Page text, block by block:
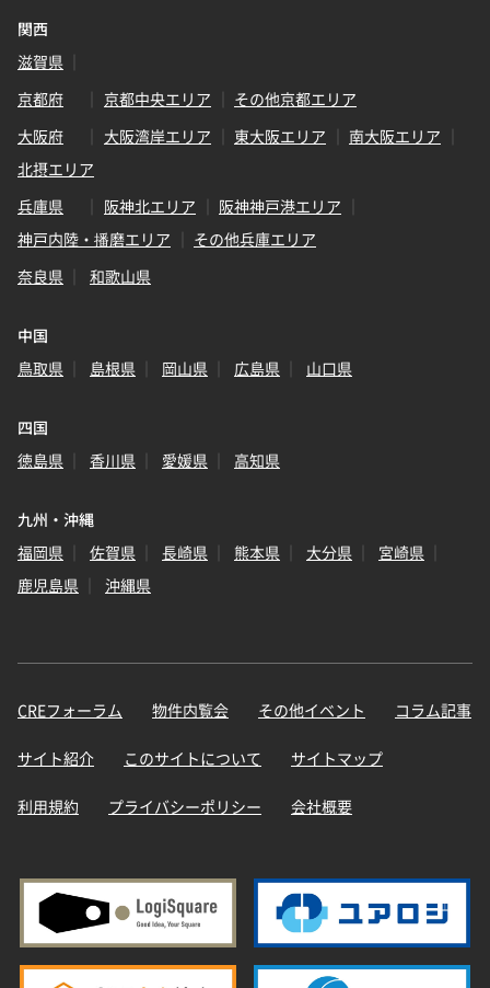
関西
滋賀県
京都府
京都中央エリア
その他京都エリア
大阪府
大阪湾岸エリア 東大阪エリア
南大阪エリア
北摂エリア
兵庫県
阪神北エリア
阪神神戸港エリア
神戸内陸・播磨エリア
その他兵庫エリア
奈良県
和歌山県
中国
鳥取県
島根県 岡山県 広島県 山口県
四国
徳島県
香川県 愛媛県 高知県
九州・沖縄
福岡県
佐賀県 長崎県 熊本県 大分県
宮崎県
鹿児島県
沖縄県
CREフォーラム 物件内覧会 その他イベント コラム記事
サイト紹介 このサイトについて サイトマップ
利用規約 プライバシーポリシー 会社概要